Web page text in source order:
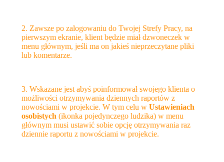
2. Zawsze po zalogowaniu do Twojej Strefy Pracy, na
pierwszym ekranie, klient będzie miał dzwoneczek w
menu głównym, jeśli ma on jakieś nieprzeczytane pliki
lub komentarze.
3. Wskazane jest abyś poinformował swojego klienta o
możliwości otrzymywania dziennych raportów z
nowościami w projekcie. W tym celu w Ustawieniach
osobistych (ikonka pojedynczego ludzika) w menu
głównym musi ustawić sobie opcję otrzymywania raz
dziennie raportu z nowościami w projekcie.